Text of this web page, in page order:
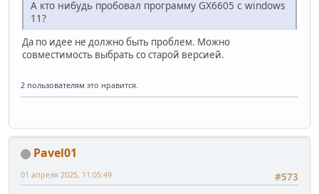
А кто нибудь пробовал программу GX6605 с windows
11?
Да по идее не должно быть проблем. Можно
совместимость выбрать со старой версией.
2 пользователям это нравится.
Pavel01
#573
01 апреля 2025, 11:05:49